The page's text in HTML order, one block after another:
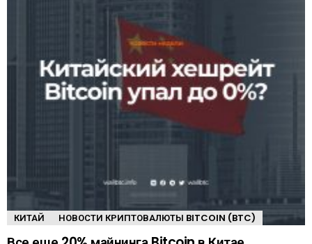
КИТАЙ НОВОСТИ КРИПТОВАЛЮТЫ BITCOIN (BTC)